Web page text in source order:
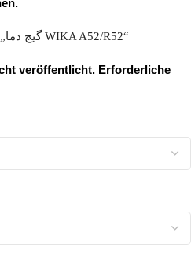
Schreibe die erste Rezension für „گیج دما WIKA A52/R52“
veröffentlicht. Erforderliche